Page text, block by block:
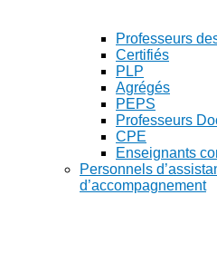
Professeurs
Certifiés
PLP
Agrégés
PEPS
Professeurs
CPE
Enseignants
Personnels
d’accompagnement